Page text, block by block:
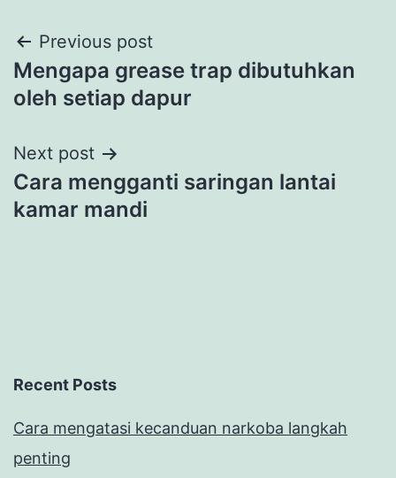
Post
navigation
Previous post
Mengapa grease trap dibutuhkan
oleh setiap dapur
Next post
Cara mengganti saringan lantai
kamar mandi
Recent Posts
Cara mengatasi kecanduan narkoba langkah
penting